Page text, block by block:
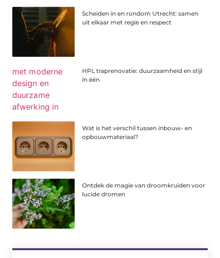
Scheiden in en rondom Utrecht: samen
uit elkaar met regie en respect
HPL traprenovatie: duurzaamheid en stijl
in één
Wat is het verschil tussen inbouw- en
opbouwmateriaal?
Ontdek de magie van droomkruiden voor
lucide dromen